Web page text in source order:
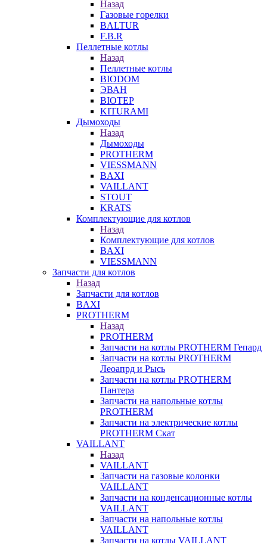
Назад
Газовые горелки
BALTUR
F.B.R
Пеллетные котлы
Назад
Пеллетные котлы
BIODOM
ЭВАН
BIOTEP
KITURAMI
Дымоходы
Назад
Дымоходы
PROTHERM
VIESSMANN
BAXI
VAILLANT
STOUT
KRATS
Комплектующие для котлов
Назад
Комплектующие для котлов
BAXI
VIESSMANN
Запчасти для котлов
Назад
Запчасти для котлов
BAXI
PROTHERM
Назад
PROTHERM
Запчасти на котлы PROTHERM Гепард
Запчасти на котлы PROTHERM
Леоапрд и Рысь
Запчасти на котлы PROTHERM
Пантера
Запчасти на напольные котлы
PROTHERM
Запчасти на электрические котлы
PROTHERM Скат
VAILLANT
Назад
VAILLANT
Запчасти на газовые колонки
VAILLANT
Запчасти на конденсационные котлы
VAILLANT
Запчасти на напольные котлы
VAILLANT
Запчасти на котлы VAILLANT